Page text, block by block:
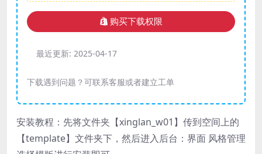
购买下载权限
最近更新: 2025-04-17
下载遇到问题？可联系客服或者建立工单
安装教程：先将文件夹【xinglan_w01】传到空间上的
【template】文件夹下，然后进入后台：界面 风格管理